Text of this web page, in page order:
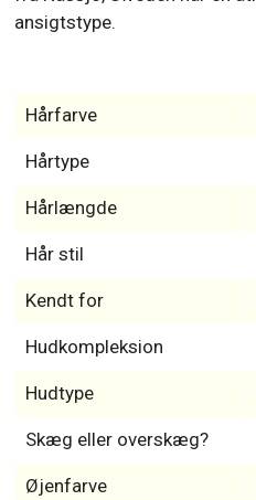
ansigtstype.
Hårfarve
Hårtype
Hårlængde
Hår stil
Kendt for
Hudkompleksion
Hudtype
Skæg eller overskæg?
Øjenfarve